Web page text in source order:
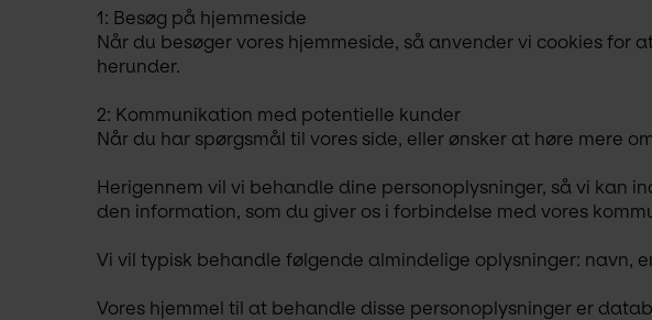
1: Besøg på hjemmeside
Når du besøger vores hjemmeside, så anvender vi cookies
herunder.
2: Kommunikation med potentielle kunder
Når du har spørgsmål til vores side, eller ønsker at høre mere
Herigennem vil vi behandle dine personoplysninger, så vi kan
den information, som du giver os i forbindelse med vores
Vi vil typisk behandle følgende almindelige oplysninger: navn,
Vores hjemmel til at behandle disse personoplysninger er